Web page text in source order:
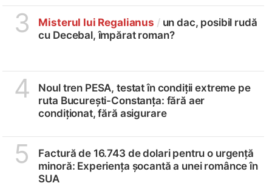
3 Misterul lui Regalianus /un dac, posibil rudă
cu Decebal, împărat roman?
4
Noul tren PESA, testat în condiții extreme pe
ruta București-Constanța: fără aer
condiționat, fără asigurare
5
Factură de 16.743 de dolari pentru o urgență
minoră: Experiența șocantă a unei românce în
SUA